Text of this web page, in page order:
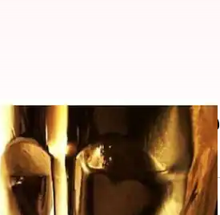
ఎవ్రీవేర్ ఆల్ ఎట్ వన్స్